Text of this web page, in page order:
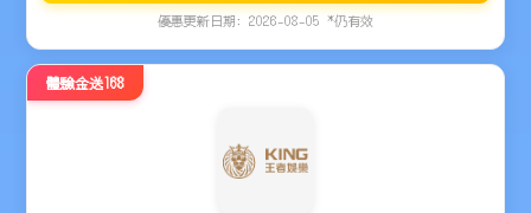
優惠更新日期: 2026-08-05 *仍有效
體驗金送168